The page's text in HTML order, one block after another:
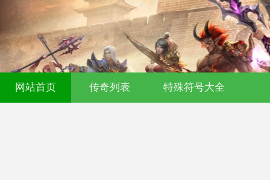
网站首页 传奇列表 特殊符号大全